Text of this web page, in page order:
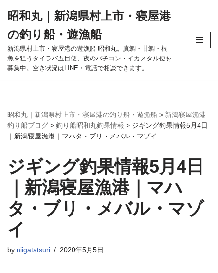
ン
テ
ン
ツ
ッ
プ
昭和丸｜新潟県村上市・寝屋港
の釣り船・遊漁船
新潟県村上市・寝屋港の遊漁船 昭和丸。真鯛・甘鯛・根
魚を狙うタイラバ五目便、夜のバチコン・イカメタル便を
募集中。空き状況はLINE・電話で相談できます。
昭和丸｜新潟県村上市・寝屋港の釣り船・遊漁船 > 新潟寝屋漁港
釣り船ブログ > 釣り船昭和丸釣果情報 > ジギング釣果情報5月4日
｜新潟寝屋漁港｜マハタ・ブリ・メバル・マゾイ
ジギング釣果情報5月4日
｜新潟寝屋漁港｜マハ
タ・ブリ・メバル・マゾ
イ
by niigatatsuri 2020年5月5日